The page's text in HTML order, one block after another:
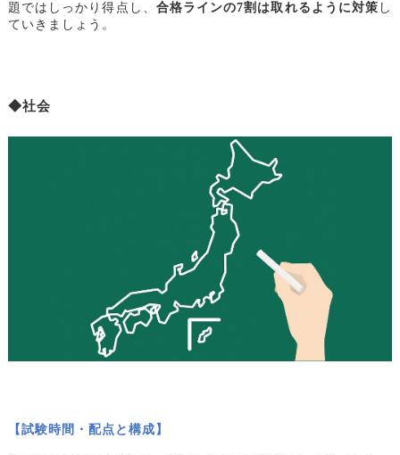
題ではしっかり得点し、 合格ラインの7割は取れるように対策 し
ていきましょう。
◆社会
【試験時間・配点と構成】